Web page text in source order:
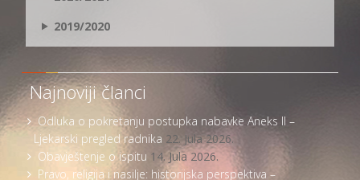
2019/2020
Najnoviji članci
Odluka o pokretanju postupka nabavke Aneks II –
Ljekarski pregled radnika 22. Jula 2026.
Obavještenje o ispitu 14. Jula 2026.
Pravo, religija i nasilje: historijska perspektiva –